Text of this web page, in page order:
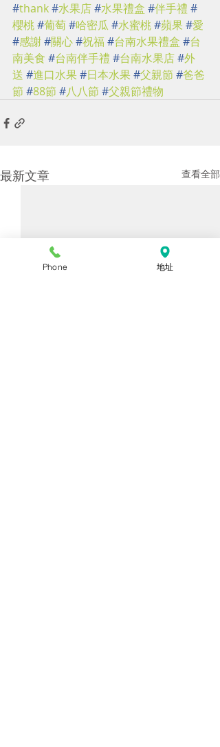
#thank#水果店#水果禮盒 #伴手禮 #
櫻桃#葡萄#哈密瓜 #水蜜桃#蘋果#愛
#感謝#關心#祝福 #台南水果禮盒 #台
南美食 #台南伴手禮 #台南水果店#外
送 #進口水果#日本水果#父親節 #爸爸
節 #88節 #八八節 #父親節禮物
最新文章 查看全部
Phone 地址